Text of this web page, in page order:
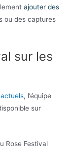
ajouter des
ou des captures
sur les
, l’équipe
sur
Rose Festival